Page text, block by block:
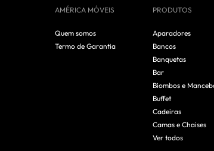
AMÉRICA MÓVEIS
Quem somos
Termo de Garantia
PRODUTOS
Aparadores
Bancos
Banquetas
Bar
Biombos e
Buffet
Cadeiras
Camas e Chaises
Ver todos